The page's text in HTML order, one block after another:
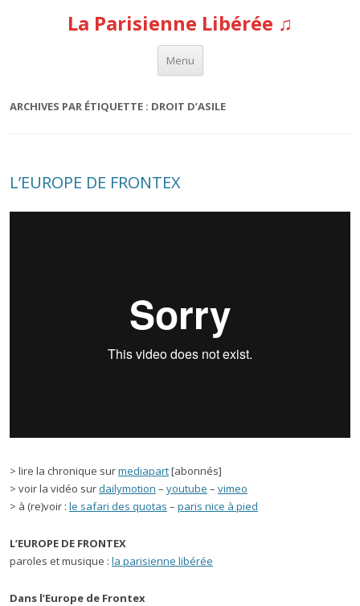
La Parisienne Libérée ♫
Menu
Aller au contenu
ARCHIVES PAR ÉTIQUETTE : DROIT D’ASILE
L’EUROPE DE FRONTEX
> lire la chronique surmediapart[abonnés]
> voir la vidéo surdailymotion – youtube – vimeo
> à (re)voir : le safari des quotas – paris nice à pied
L’EUROPE DE FRONTEX
paroles et musique : la parisienne libérée
Dans l’Europe de Frontex